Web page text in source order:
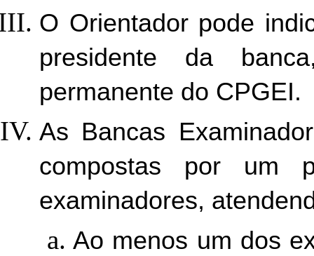
O Orientador pode
presidente da
permanente do CPGEI.
As Bancas
compostas por um
examinadores,
Ao menos um dos